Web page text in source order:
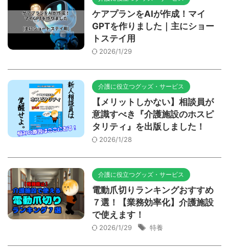
ケアプランをAIが作成！マイ
GPTを作りました｜主にショー
トステイ用
2026/1/29
介護に役立つグッズ・サービス
【メリットしかない】相談員が
意識すべき『介護施設のホスピ
タリティ』を出版しました！
2026/1/28
介護に役立つグッズ・サービス
電動爪切りランキングおすすめ
７選！【業務効率化】介護施設
で使えます！
2026/1/29 特養